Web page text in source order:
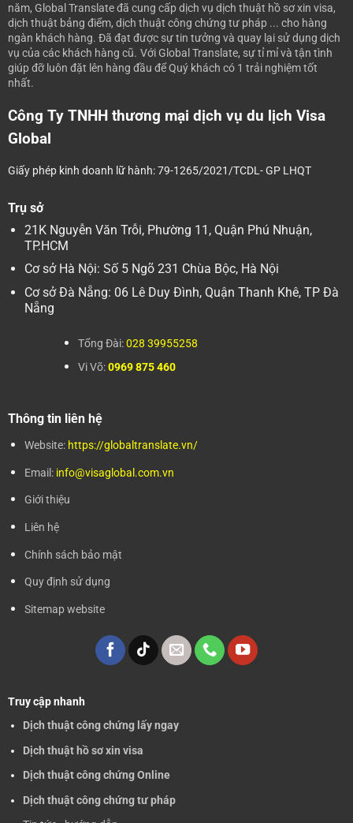
năm, Global Translate đã cung cấp dịch vụ dịch thuật hồ sơ xin visa,
dịch thuật bảng điểm, dịch thuật công chứng tư pháp ... cho hàng
ngàn khách hàng. Đã đạt được sự tin tưởng và quay lại sử dụng dịch
vụ của các khách hàng cũ. Với Global Translate, sự tỉ mỉ và tận tình
giúp đỡ luôn đặt lên hàng đầu để Quý khách có 1 trải nghiệm tốt
nhất.
Công Ty TNHH thương mại dịch vụ du lịch Visa
Global
Giấy phép kinh doanh lữ hành: 79-1265/2021/TCDL- GP LHQT
Trụ sở
21K Nguyễn Văn Trỗi, Phường 11, Quận Phú Nhuận,
TP.HCM
Cơ sở Hà Nội: Số 5 Ngõ 231 Chùa Bộc, Hà Nội
Cơ sở Đà Nẵng: 06 Lê Duy Đình, Quận Thanh Khê, TP Đà
Nẵng
Tổng Đài:028 39955258
Vi Võ:0969 875 460
Thông tin liên hệ
Website:https://globaltranslate.vn/
Email: info@visaglobal.com.vn
Giới thiệu
Liên hệ
Chính sách bảo mật
Quy định sử dụng
Sitemap website
Truy cập nhanh
Dịch thuật công chứng lấy ngay
Dịch thuật hồ sơ xin visa
Dịch thuật công chứng Online
Dịch thuật công chứng tư pháp